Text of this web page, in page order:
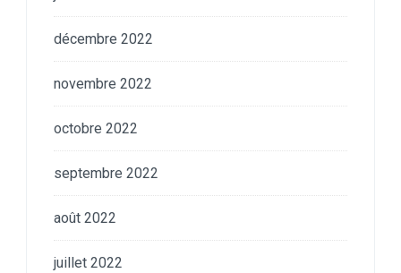
décembre 2022
novembre 2022
octobre 2022
septembre 2022
août 2022
juillet 2022